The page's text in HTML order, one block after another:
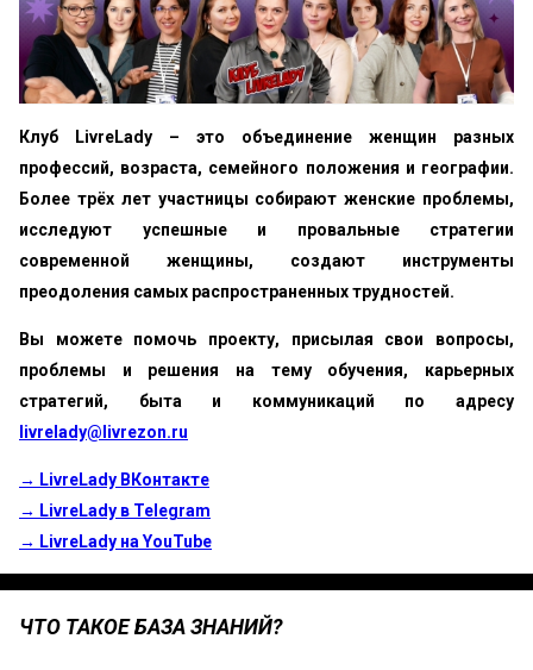
Клуб LivreLady – это объединение женщин разных
профессий, возраста, семейного положения и географии.
Более трёх лет участницы собирают женские проблемы,
исследуют успешные и провальные стратегии
современной женщины, создают инструменты
преодоления самых распространенных трудностей.
Вы можете помочь проекту, присылая свои вопросы,
проблемы и решения на тему обучения, карьерных
стратегий, быта и коммуникаций по адресу
livrelady@livrezon.ru
→ LivreLady ВКонтакте
→ LivreLady в Telegram
→ LivreLady на YouTube
ЧТО ТАКОЕ БАЗА ЗНАНИЙ?